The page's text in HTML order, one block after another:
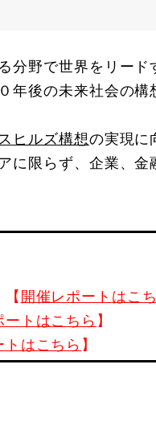
野で世界をリード
年後の未来社会の
ヒルズ構想の実現に
に限らず、企業、
【 開催レポートはこ
ートはこちら 】
トはこちら 】